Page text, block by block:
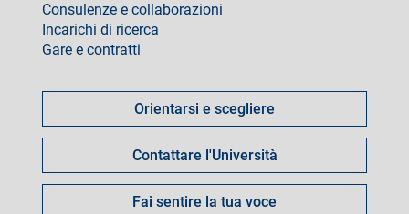
Consulenze e collaborazioni
Incarichi di ricerca
Gare e contratti
fare
Orientarsi e scegliere
Contattare l'Università
Fai sentire la tua voce